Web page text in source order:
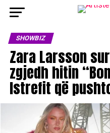
SHOWBIZ
Zara Larsson
zgjedh hitin
Istrefit që